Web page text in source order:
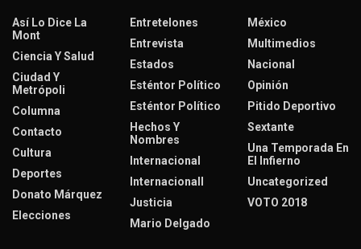
Así Lo Dice La
Mont
Ciencia Y Salud
Ciudad Y
Metrópoli
Columna
Contacto
Cultura
Deportes
Donato Márquez
Elecciones
Entretelones
Entrevista
Estados
Esténtor Político
Esténtor Político
Hechos Y
Nombres
Internacional
Internacionall
Justicia
Mario Delgado
México
Multimedios
Nacional
Opinión
Pitido Deportivo
Sextante
Una Temporada En
El Infierno
Uncategorized
VOTO 2018